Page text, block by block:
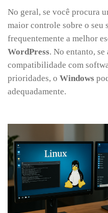
No geral, se você procura
maior controle sobre o seu
frequentemente a melhor
WordPress. No entanto,
compatibilidade com
prioridades, o Windows
adequadamente.